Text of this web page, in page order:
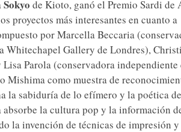
Sokyo de Kioto, ganó el Premio Sardi de
proyectos más interesantes en cuanto a
por Marcella Beccaria
Gallery de Londres),
Parola (conservadora independiente
Mishima como muestra de
la sabiduría de lo efímero y la poética
la cultura pop y la información
la invención de técnicas de impresión y